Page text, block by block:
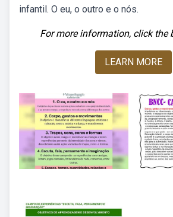
infantil. O eu, o outro e o nós.
For more information, click the
LEARN MORE